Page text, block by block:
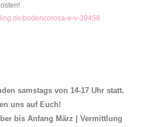
podencorosa-e-v-39458
samstags von 14-17 Uhr statt.
uns auf Euch!
bis Anfang März | Vermittlung